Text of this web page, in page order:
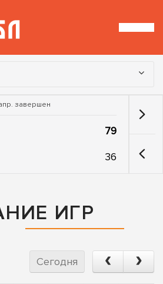
завершен
79
36
ИГР
Сегодня